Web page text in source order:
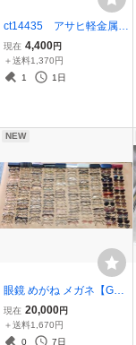
ct14435 アサヒ軽金属
家庭用圧力鍋 活力な
べ 5.5L 20260710
現在 4,400円
＋送料1,370円
1
1日
NEW
眼鏡 めがね メガネ【G59
6】 200本まとめ LANVIN
Burberrys COMOEERRO
Nikon CITIZEN COCOMO
現在 20,000円
＋送料1,670円
0
7日